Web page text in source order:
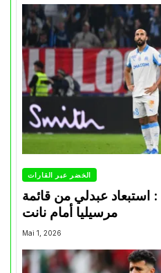
الخضر عبر القارات
استبعاد عبدلي من قائمة
مرسيليا أمام نانت
Mai 1, 2026